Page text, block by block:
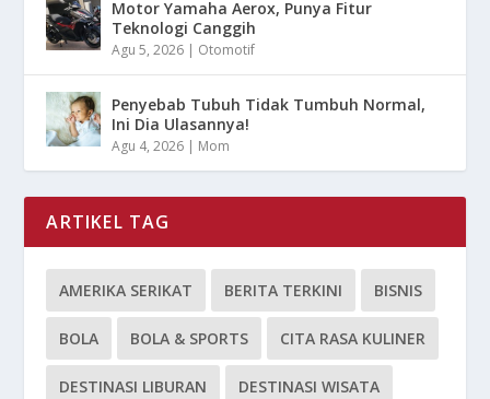
Motor Yamaha Aerox, Punya Fitur
Teknologi Canggih
Agu 5, 2026 | Otomotif
Penyebab Tubuh Tidak Tumbuh Normal,
Ini Dia Ulasannya!
Agu 4, 2026 | Mom
ARTIKEL TAG
AMERIKA SERIKAT BERITA TERKINI BISNIS
BOLA BOLA & SPORTS CITA RASA KULINER
DESTINASI LIBURAN DESTINASI WISATA